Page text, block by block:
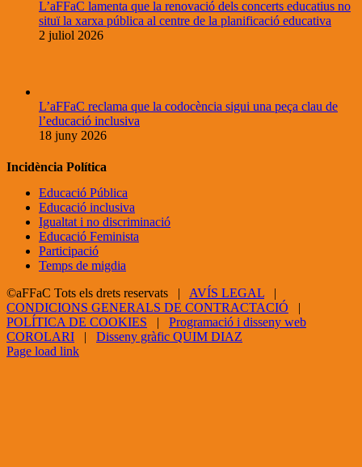
L’aFFaC lamenta que la renovació dels concerts educatius no
situï la xarxa pública al centre de la planificació educativa
2 juliol 2026
L’aFFaC reclama que la codocència sigui una peça clau de
l’educació inclusiva
18 juny 2026
Incidència Política
Educació Pública
Educació inclusiva
Igualtat i no discriminació
Educació Feminista
Participació
Temps de migdia
©aFFaC Tots els drets reservats | AVÍS LEGAL |
CONDICIONS GENERALS DE CONTRACTACIÓ |
POLÍTICA DE COOKIES | Programació i disseny web
COROLARI | Disseny gràfic QUIM DIAZ
Facebook
X
YouTube
Page load link